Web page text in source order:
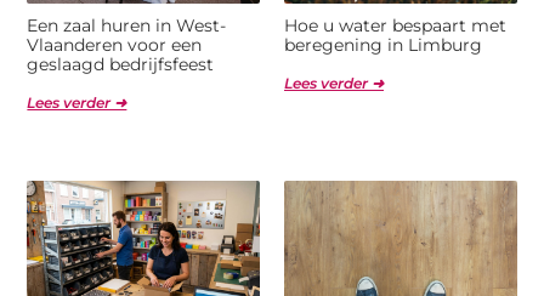
Een zaal huren in West-
Vlaanderen voor een
geslaagd bedrijfsfeest
Lees verder ➜
Hoe u water bespaart met
beregening in Limburg
Lees verder ➜